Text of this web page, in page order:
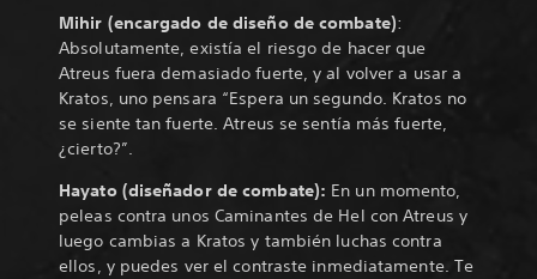
Mihir (encargado de diseño de combate):
Absolutamente, existía el riesgo de hacer que
Atreus fuera demasiado fuerte, y al volver a usar a
Kratos, uno pensara “Espera un segundo. Kratos no
se siente tan fuerte. Atreus se sentía más fuerte,
¿cierto?”.
Hayato (diseñador de combate): En un momento,
peleas contra unos Caminantes de Hel con Atreus y
luego cambias a Kratos y también luchas contra
ellos, y puedes ver el contraste inmediatamente. Te